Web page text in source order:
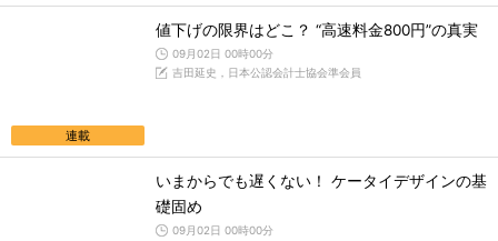
連載
値下げの限界はどこ？ “高速料金800円”の真実
09月02日 00時00分
吉田延史，日本公認会計士協会準会員
いまからでも遅くない！ ケータイデザインの基
礎固め
09月02日 00時00分